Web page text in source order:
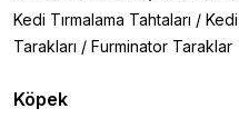
Kedi Tırmalama Tahtaları / Kedi
Tarakları / Furminator Taraklar
Köpek